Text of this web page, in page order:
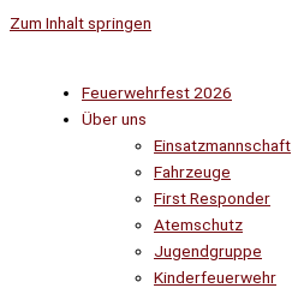
Zum Inhalt springen
Feuerwehrfest 2026
Über uns
Einsatzmannschaft
Fahrzeuge
First Responder
Atemschutz
Jugendgruppe
Kinderfeuerwehr